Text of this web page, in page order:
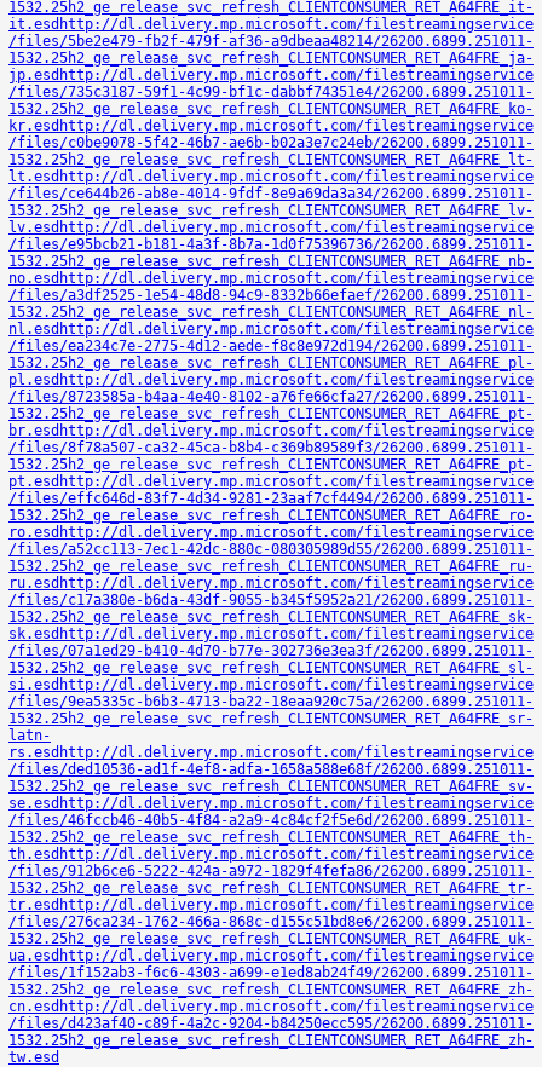
1532.25h2_ge_release_svc_refresh_CLIENTCONSUMER_RET_A64FRE_it-
it.esd http://dl.delivery.mp.microsoft.com/filestreamingservice
/files/5be2e479-fb2f-479f-af36-a9dbeaa48214/26200.6899.251011-
1532.25h2_ge_release_svc_refresh_CLIENTCONSUMER_RET_A64FRE_ja-
jp.esd http://dl.delivery.mp.microsoft.com/filestreamingservice
/files/735c3187-59f1-4c99-bf1c-dabbf74351e4/26200.6899.251011-
1532.25h2_ge_release_svc_refresh_CLIENTCONSUMER_RET_A64FRE_ko-
kr.esd http://dl.delivery.mp.microsoft.com/filestreamingservice
/files/c0be9078-5f42-46b7-ae6b-b02a3e7c24eb/26200.6899.251011-
1532.25h2_ge_release_svc_refresh_CLIENTCONSUMER_RET_A64FRE_lt-
lt.esd http://dl.delivery.mp.microsoft.com/filestreamingservice
/files/ce644b26-ab8e-4014-9fdf-8e9a69da3a34/26200.6899.251011-
1532.25h2_ge_release_svc_refresh_CLIENTCONSUMER_RET_A64FRE_lv-
lv.esd http://dl.delivery.mp.microsoft.com/filestreamingservice
/files/e95bcb21-b181-4a3f-8b7a-1d0f75396736/26200.6899.251011-
1532.25h2_ge_release_svc_refresh_CLIENTCONSUMER_RET_A64FRE_nb-
no.esd http://dl.delivery.mp.microsoft.com/filestreamingservice
/files/a3df2525-1e54-48d8-94c9-8332b66efaef/26200.6899.251011-
1532.25h2_ge_release_svc_refresh_CLIENTCONSUMER_RET_A64FRE_nl-
nl.esd http://dl.delivery.mp.microsoft.com/filestreamingservice
/files/ea234c7e-2775-4d12-aede-f8c8e972d194/26200.6899.251011-
1532.25h2_ge_release_svc_refresh_CLIENTCONSUMER_RET_A64FRE_pl-
pl.esd http://dl.delivery.mp.microsoft.com/filestreamingservice
/files/8723585a-b4aa-4e40-8102-a76fe66cfa27/26200.6899.251011-
1532.25h2_ge_release_svc_refresh_CLIENTCONSUMER_RET_A64FRE_pt-
br.esd http://dl.delivery.mp.microsoft.com/filestreamingservice
/files/8f78a507-ca32-45ca-b8b4-c369b89589f3/26200.6899.251011-
1532.25h2_ge_release_svc_refresh_CLIENTCONSUMER_RET_A64FRE_pt-
pt.esd http://dl.delivery.mp.microsoft.com/filestreamingservice
/files/effc646d-83f7-4d34-9281-23aaf7cf4494/26200.6899.251011-
1532.25h2_ge_release_svc_refresh_CLIENTCONSUMER_RET_A64FRE_ro-
ro.esd http://dl.delivery.mp.microsoft.com/filestreamingservice
/files/a52cc113-7ec1-42dc-880c-080305989d55/26200.6899.251011-
1532.25h2_ge_release_svc_refresh_CLIENTCONSUMER_RET_A64FRE_ru-
ru.esd http://dl.delivery.mp.microsoft.com/filestreamingservice
/files/c17a380e-b6da-43df-9055-b345f5952a21/26200.6899.251011-
1532.25h2_ge_release_svc_refresh_CLIENTCONSUMER_RET_A64FRE_sk-
sk.esd http://dl.delivery.mp.microsoft.com/filestreamingservice
/files/07a1ed29-b410-4d70-b77e-302736e3ea3f/26200.6899.251011-
1532.25h2_ge_release_svc_refresh_CLIENTCONSUMER_RET_A64FRE_sl-
si.esd http://dl.delivery.mp.microsoft.com/filestreamingservice
/files/9ea5335c-b6b3-4713-ba22-18eaa920c75a/26200.6899.251011-
1532.25h2_ge_release_svc_refresh_CLIENTCONSUMER_RET_A64FRE_sr-
latn-
rs.esd http://dl.delivery.mp.microsoft.com/filestreamingservice
/files/ded10536-ad1f-4ef8-adfa-1658a588e68f/26200.6899.251011-
1532.25h2_ge_release_svc_refresh_CLIENTCONSUMER_RET_A64FRE_sv-
se.esd http://dl.delivery.mp.microsoft.com/filestreamingservice
/files/46fccb46-40b5-4f84-a2a9-4c84cf2f5e6d/26200.6899.251011-
1532.25h2_ge_release_svc_refresh_CLIENTCONSUMER_RET_A64FRE_th-
th.esd http://dl.delivery.mp.microsoft.com/filestreamingservice
/files/912b6ce6-5222-424a-a972-1829f4fefa86/26200.6899.251011-
1532.25h2_ge_release_svc_refresh_CLIENTCONSUMER_RET_A64FRE_tr-
tr.esd http://dl.delivery.mp.microsoft.com/filestreamingservice
/files/276ca234-1762-466a-868c-d155c51bd8e6/26200.6899.251011-
1532.25h2_ge_release_svc_refresh_CLIENTCONSUMER_RET_A64FRE_uk-
ua.esd http://dl.delivery.mp.microsoft.com/filestreamingservice
/files/1f152ab3-f6c6-4303-a699-e1ed8ab24f49/26200.6899.251011-
1532.25h2_ge_release_svc_refresh_CLIENTCONSUMER_RET_A64FRE_zh-
cn.esd http://dl.delivery.mp.microsoft.com/filestreamingservice
/files/d423af40-c89f-4a2c-9204-b84250ecc595/26200.6899.251011-
1532.25h2_ge_release_svc_refresh_CLIENTCONSUMER_RET_A64FRE_zh-
tw.esd